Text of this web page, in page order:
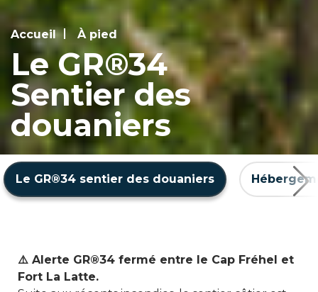
Accueil À pied
Le GR®34
Sentier des
douaniers
Le GR®34 sentier des douaniers
⚠️ Alerte GR®34 fermé entre le Cap Fréhel et
Fort La Latte.